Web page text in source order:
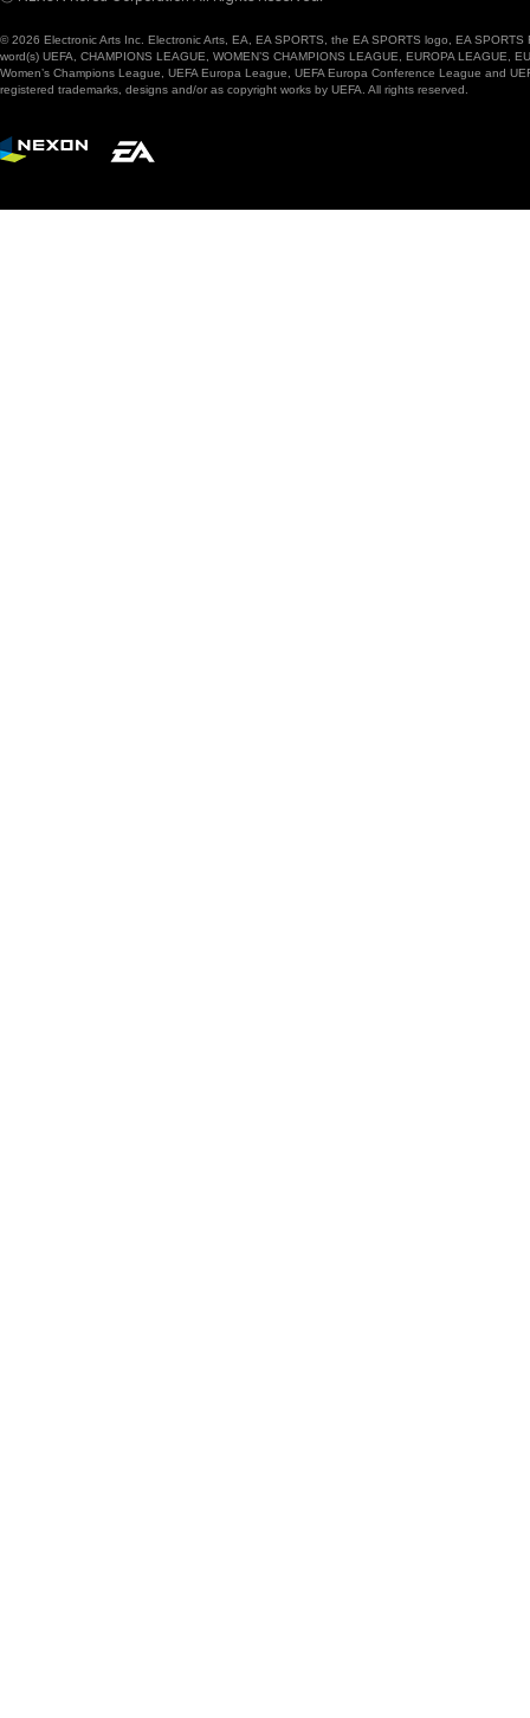
© 2026 Electronic Arts Inc. Electronic Arts, EA, EA SPORTS, the EA SPORTS logo, EA
word(s) UEFA, CHAMPIONS LEAGUE, WOMEN’S CHAMPIONS LEAGUE, EUROPA LEAGUE,
Women’s Champions League, UEFA Europa League, UEFA Europa Conference League and
registered trademarks, designs and/or as copyright works by UEFA. All rights reserved.